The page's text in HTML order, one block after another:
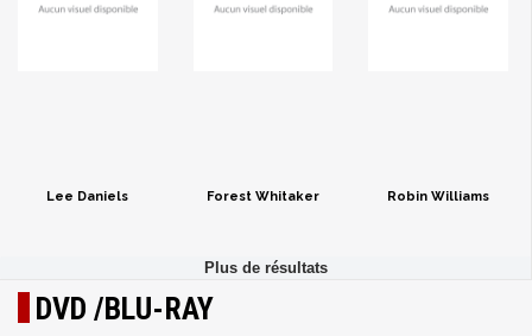
Lee Daniels Forest Whitaker Robin Williams
DVD /BLU-RAY